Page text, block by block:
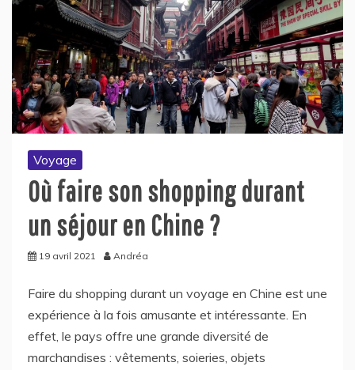
Voyage
Où faire son shopping durant
un séjour en Chine ?
19 avril 2021 Andréa
Faire du shopping durant un voyage en Chine est une
expérience à la fois amusante et intéressante. En
effet, le pays offre une grande diversité de
marchandises : vêtements, soieries, objets